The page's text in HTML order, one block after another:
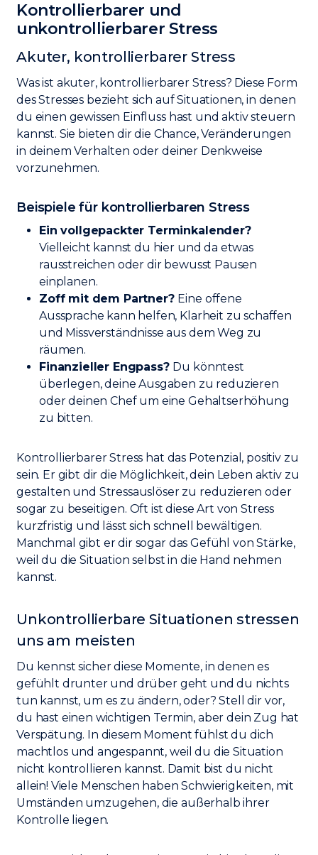
Kontrollierbarer und
unkontrollierbarer Stress
Akuter, kontrollierbarer Stress
Was ist akuter, kontrollierbarer Stress? Diese Form
des Stresses bezieht sich auf Situationen, in denen
du einen gewissen Einfluss hast und aktiv steuern
kannst. Sie bieten dir die Chance, Veränderungen
in deinem Verhalten oder deiner Denkweise
vorzunehmen.
Beispiele für kontrollierbaren Stress
Ein vollgepackter Terminkalender?
Vielleicht kannst du hier und da etwas
rausstreichen oder dir bewusst Pausen
einplanen.
Zoff mit dem Partner? Eine offene
Aussprache kann helfen, Klarheit zu schaffen
und Missverständnisse aus dem Weg zu
räumen.
Finanzieller Engpass? Du könntest
überlegen, deine Ausgaben zu reduzieren
oder deinen Chef um eine Gehaltserhöhung
zu bitten.
Kontrollierbarer Stress hat das Potenzial, positiv zu
sein. Er gibt dir die Möglichkeit, dein Leben aktiv zu
gestalten und Stressauslöser zu reduzieren oder
sogar zu beseitigen. Oft ist diese Art von Stress
kurzfristig und lässt sich schnell bewältigen.
Manchmal gibt er dir sogar das Gefühl von Stärke,
weil du die Situation selbst in die Hand nehmen
kannst.
Unkontrollierbare Situationen stressen
uns am meisten
Du kennst sicher diese Momente, in denen es
gefühlt drunter und drüber geht und du nichts
tun kannst, um es zu ändern, oder? Stell dir vor,
du hast einen wichtigen Termin, aber dein Zug hat
Verspätung. In diesem Moment fühlst du dich
machtlos und angespannt, weil du die Situation
nicht kontrollieren kannst. Damit bist du nicht
allein! Viele Menschen haben Schwierigkeiten, mit
Umständen umzugehen, die außerhalb ihrer
Kontrolle liegen.